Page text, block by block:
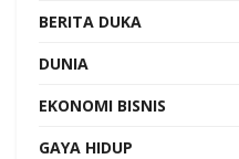
BERITA DUKA
DUNIA
EKONOMI BISNIS
GAYA HIDUP